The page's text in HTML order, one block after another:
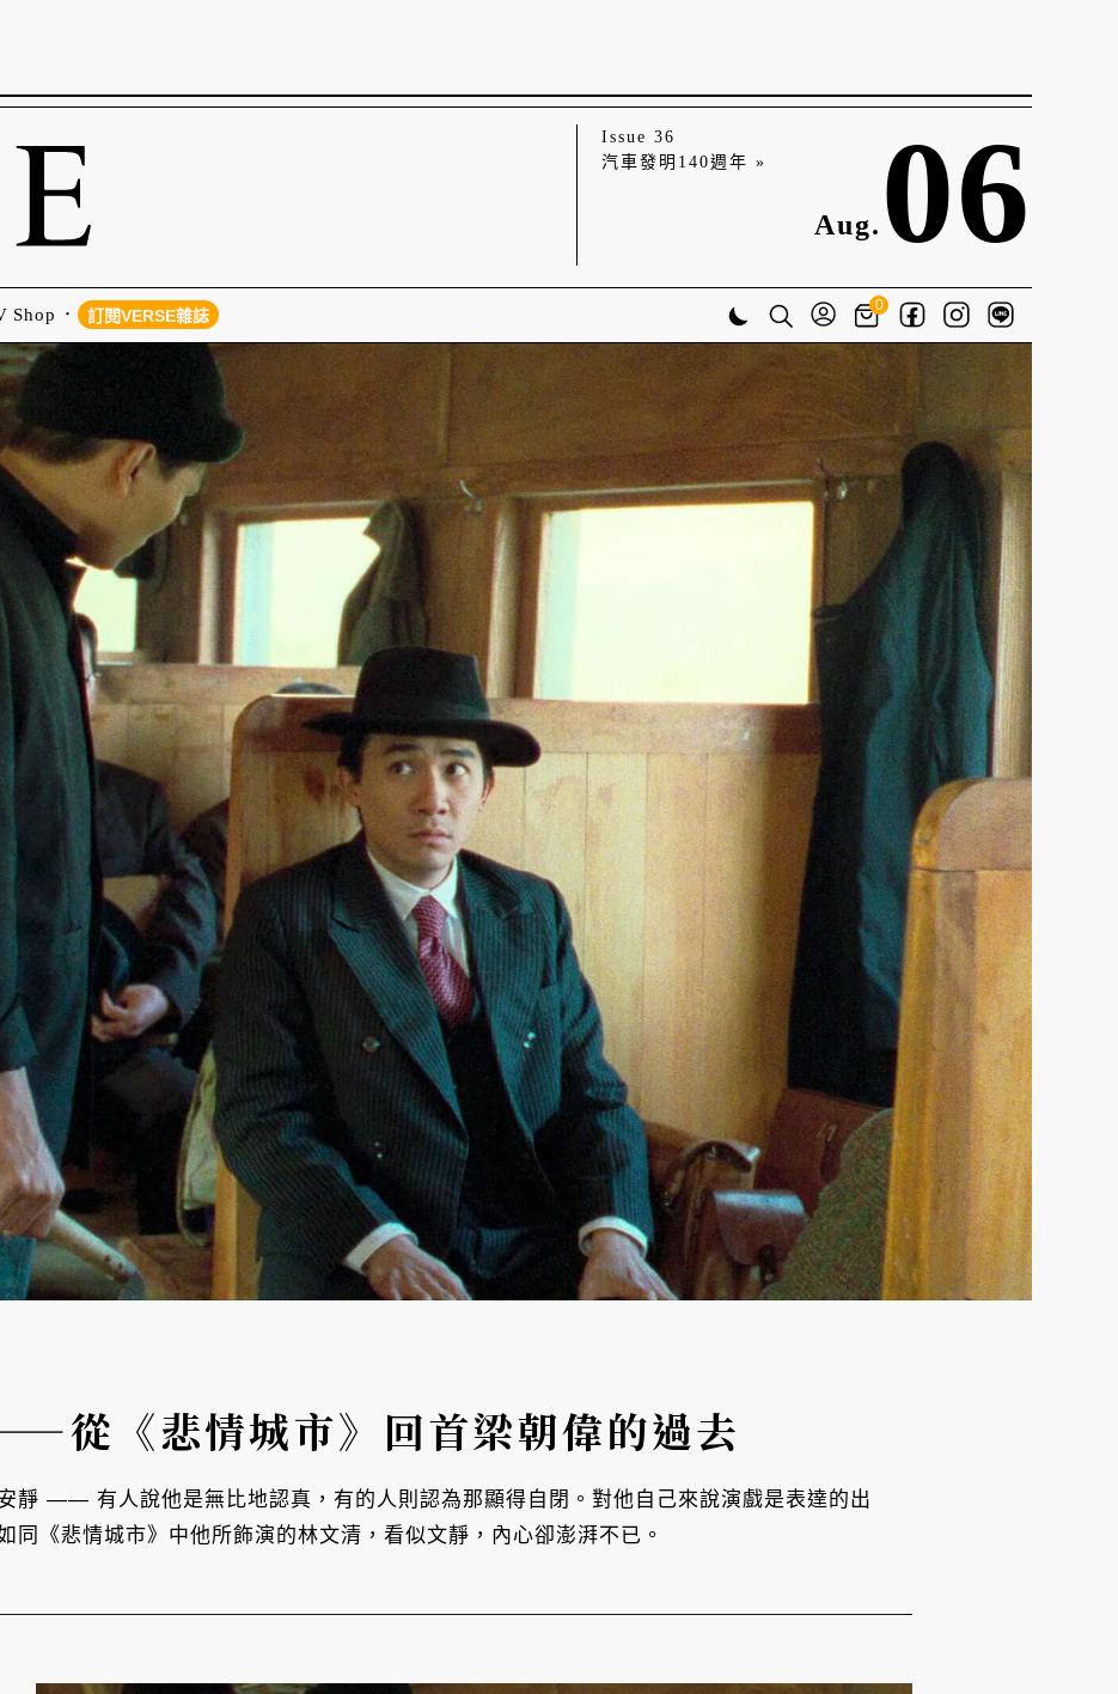
Issue 36
汽車發明140週年 »
Aug. 06
Shop 訂閱VERSE雜誌
0
從《悲情城市》回首梁朝偉的過去
靜 —— 有人說他是無比地認真，有的人則認為那顯得自閉。對他自己來說演戲是表達的出
同《悲情城市》中他所飾演的林文清，看似文靜，內心卻澎湃不已。